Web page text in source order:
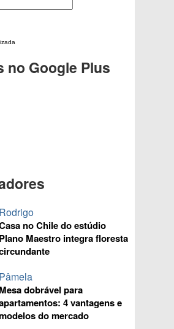
no Google Plus
Rodrigo
no Chile do estúdio
Plano Maestro integra floresta
Pâmela
Mesa dobrável para
4 vantagens e
do mercado